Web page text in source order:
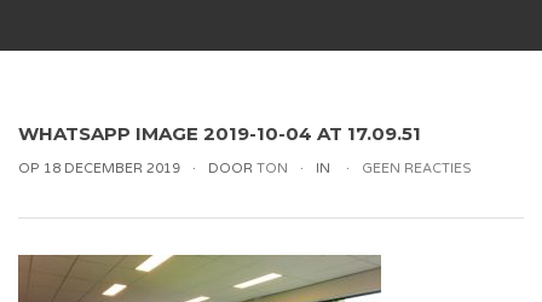
WHATSAPP IMAGE 2019-10-04 AT 17.09.51
OP 18 DECEMBER 2019 DOOR TON IN GEEN REACTIES